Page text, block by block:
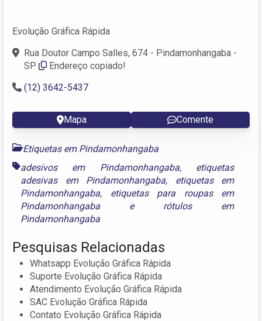
Evolução Gráfica Rápida
Rua Doutor Campo Salles, 674 - Pindamonhangaba -
SP
Endereço copiado!
(12) 3642-5437
Mapa Comente
Etiquetas em Pindamonhangaba
adesivos em Pindamonhangaba, etiquetas
adesivas em Pindamonhangaba, etiquetas em
Pindamonhangaba, etiquetas para roupas em
Pindamonhangaba e rótulos em
Pindamonhangaba
Pesquisas Relacionadas
Whatsapp Evolução Gráfica Rápida
Suporte Evolução Gráfica Rápida
Atendimento Evolução Gráfica Rápida
SAC Evolução Gráfica Rápida
Contato Evolução Gráfica Rápida